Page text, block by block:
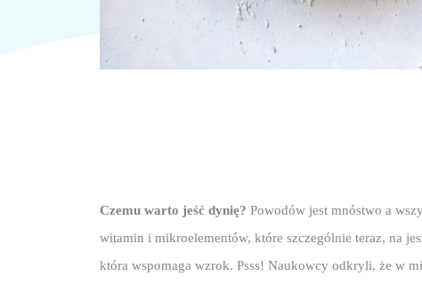
Czemu warto jeść dynię? Powodów jest mnóstwo a
witamin i mikroelementów, które szczególnie teraz, na
która wspomaga wzrok. Psss! Naukowcy odkryli, że w